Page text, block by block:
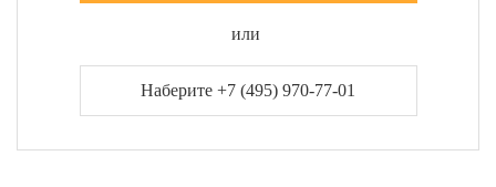
или
Наберите +7 (495) 970-77-01